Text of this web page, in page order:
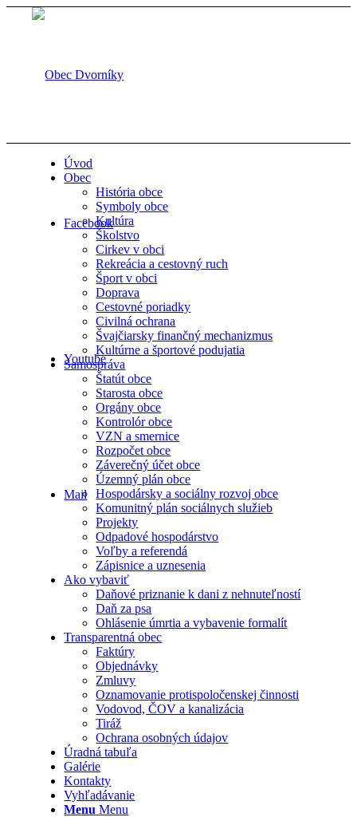
Facebook
Youtube
Mail
Úvod
Obec
História obce
Symboly obce
Kultúra
Školstvo
Cirkev v obci
Rekreácia a cestovný ruch
Šport v obci
Doprava
Cestovné poriadky
Civilná ochrana
Švajčiarsky finančný mechanizmus
Kultúrne a športové podujatia
Samospráva
Štatút obce
Starosta obce
Orgány obce
Kontrolór obce
VZN a smernice
Rozpočet obce
Záverečný účet obce
Územný plán obce
Hospodársky a sociálny rozvoj obce
Komunitný plán sociálnych služieb
Projekty
Odpadové hospodárstvo
Voľby a referendá
Zápisnice a uznesenia
Ako vybaviť
Daňové priznanie k dani z nehnuteľností
Daň za psa
Ohlásenie úmrtia a vybavenie formalít
Transparentná obec
Faktúry
Objednávky
Zmluvy
Oznamovanie protispoločenskej činnosti
Vodovod, ČOV a kanalizácia
Tiráž
Ochrana osobných údajov
Úradná tabuľa
Galérie
Kontakty
Vyhľadávanie
Menu Menu